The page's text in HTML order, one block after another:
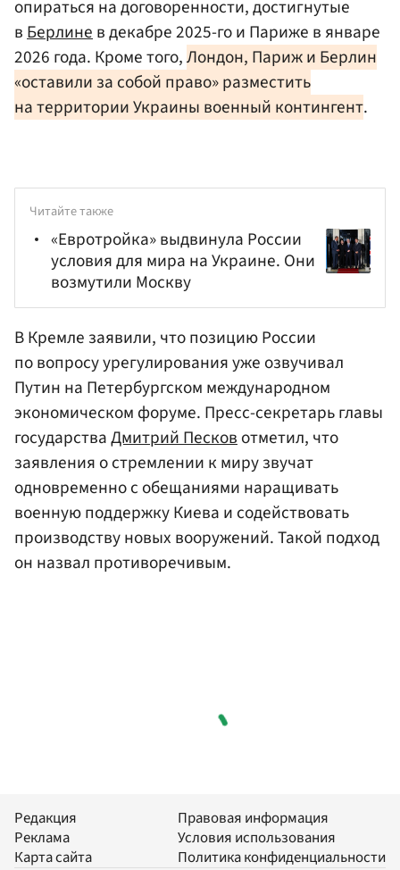
опираться на договоренности, достигнутые
вБерлинев декабре 2025-го и Париже в январе
2026 года. Кроме того,Лондон, Париж и Берлин
«оставили за собой право» разместить
на территории Украины военный контингент.
Читайте также
«Евротройка» выдвинула России
условия для мира на Украине. Они
возмутили Москву
В Кремле заявили, что позицию России
по вопросу урегулирования уже озвучивал
Путин на Петербургском международном
экономическом форуме. Пресс-секретарь главы
государстваДмитрий Песковотметил, что
заявления о стремлении к миру звучат
одновременно с обещаниями наращивать
военную поддержку Киева и содействовать
производству новых вооружений. Такой подход
он назвал противоречивым.
Редакция
Реклама
Карта сайта
Правовая информация
Условия использования
Политика конфиденциальности